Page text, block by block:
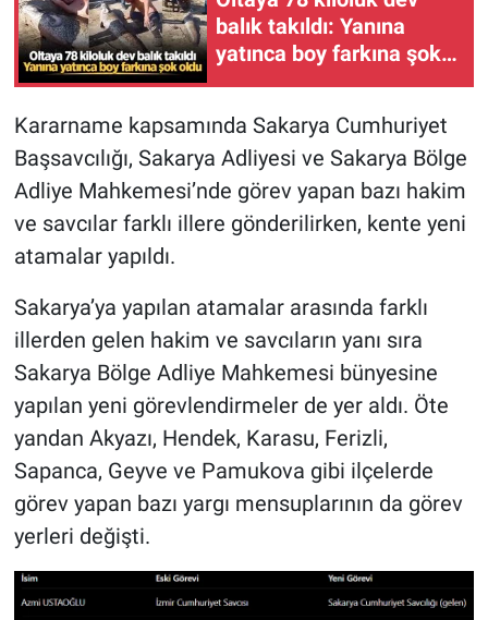
balık takıldı: Yanına
yatınca boy farkına şok
oldu
Kararname kapsamında Sakarya Cumhuriyet
Başsavcılığı, Sakarya Adliyesi ve Sakarya Bölge
Adliye Mahkemesi’nde görev yapan bazı hakim
ve savcılar farklı illere gönderilirken, kente yeni
atamalar yapıldı.
Sakarya’ya yapılan atamalar arasında farklı
illerden gelen hakim ve savcıların yanı sıra
Sakarya Bölge Adliye Mahkemesi bünyesine
yapılan yeni görevlendirmeler de yer aldı. Öte
yandan Akyazı, Hendek, Karasu, Ferizli,
Sapanca, Geyve ve Pamukova gibi ilçelerde
görev yapan bazı yargı mensuplarının da görev
yerleri değişti.